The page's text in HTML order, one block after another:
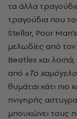
τα άλλα
τραγούδια που
Stellar, Poor
μελωδίες από
Beatles και
από «Το
θυμάται κάτι πιο
πνιγηρής
μπουκώνει τους